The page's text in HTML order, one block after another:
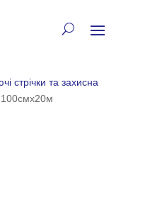
стрічки та захисна